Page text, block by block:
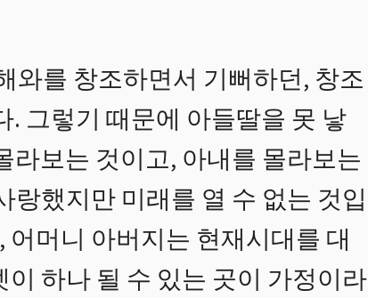
와를 창조하면서 기뻐하던, 창조
그렇기 때문에 아들딸을 못 낳
라보는 것이고, 아내를 몰라보는
했지만 미래를 열 수 없는 것입
머니 아버지는 현재시대를 대
하나 될 수 있는 곳이 가정이라